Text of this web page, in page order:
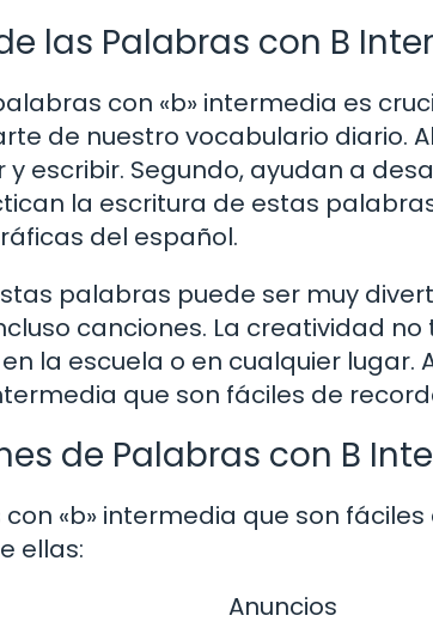
las Palabras con B
con «b» intermedia es
de nuestro vocabulario diario.
escribir. Segundo, ayudan a
la escritura de estas
del español.
palabras puede ser muy
canciones. La creatividad
la escuela o en cualquier lugar.
que son fáciles de
de Palabras con B
«b» intermedia que son
ellas:
Anuncios